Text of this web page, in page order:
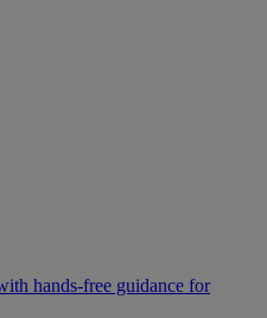
hands-free guidance for